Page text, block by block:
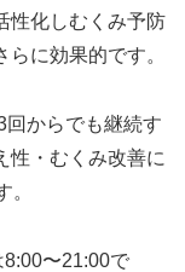
性化しむくみ予防
に効果的です。
回からでも継続す
性・むくみ改善に
。
〜21:00で